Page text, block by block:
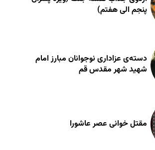
پنجم الی هفتم)
دسته‌ی عزاداری نوجوانان مبارز امام
شهید شهر مقدس قم
مقتل خوانی عصر عاشورا